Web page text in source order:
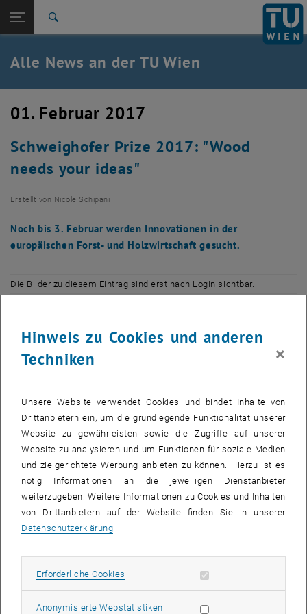
TU Login
Quicklinks
Quicklinks-Menü umschalten
Studium
Karriere
Zurück: Subseiten von TU Wien Startseite auflisten
Zurück zur letzten Ebene:
TU Wien Startseite
Übersicht
Alle News an der TU Wien
01. Februar 2017
Schweighofer Prize 2017: "Wood
needs your ideas"
Erstellt von Nicole Schipani
Noch bis 3. Februar werden Innovationen in der
europäischen Forst- und Holzwirtschaft gesucht.
Die Bilder zu diesem Eintrag sind erst nach Login sichtbar.
wieder auf der Suche nach herausragenden innovativen Leistungen
zugunsten der europäischen Forst- und Holzwirtschaft. Der
sich auf: <link http: www.schweighofer-
prize.org>www.schweighofer-prize.org
Das Preisgeld wird zwischen einem Hauptpreis und mehreren
Innovationspreisen aufgeteilt. Mit dem Hauptpreis werden Personen
oder Organisationen geehrt, die mit ihren herausragenden
Leistungen bereits Meilensteine für die europäische Forst- und
Holzwirtschaft gesetzt haben und als Vorbild für die gesamte
Branche dienen.
Die Innovationspreise sollen ein zusätzlicher Impuls für innovative
Projekte sein, die sich noch in einer frühen Umsetzungsphase
befinden.
Hinweis zu Cookies und anderen
Techniken
×
Unsere Website verwendet Cookies und bindet Inhalte von
Drittanbietern ein, um die grundlegende Funktionalität unserer
Website zu gewährleisten sowie die Zugriffe auf unserer
Website zu analysieren und um Funktionen für soziale Medien
und zielgerichtete Werbung anbieten zu können. Hierzu ist es
nötig Informationen an die jeweiligen Dienstanbieter
weiterzugeben. Weitere Informationen zu Cookies und Inhalten
von Drittanbietern auf der Website finden Sie in unserer
Datenschutzerklärung.
Erforderliche Cookies Erforderliche Cookies zulassen
Anonymisierte WebstatistikenStatistik Cookies zulassen